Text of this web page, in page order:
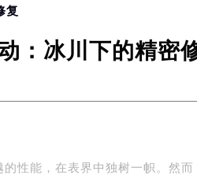
复
：冰川下的精密
性能，在表界中独树一帜。然而